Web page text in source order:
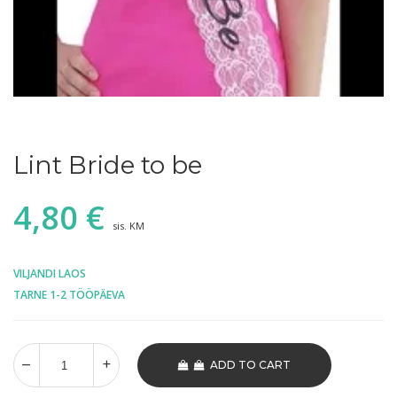
Lint Bride to be
4,80 € sis. KM
VILJANDI LAOS
TARNE 1-2 TÖÖPÄEVA
ADD TO CART